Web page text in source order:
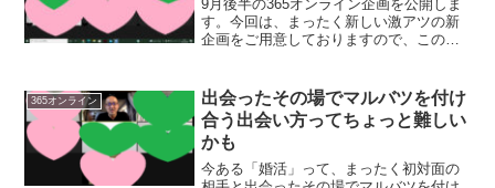
9月後半の365オンライン企画を公開しま
す。今回は、まったく新しい激アツの新
企画をご用意しておりますので、この機
365オンライン
出会ったその場でマルバツを付け
合う出会い方ってちょっと難しい
かも
今ある「婚活」って、まったく初対面の